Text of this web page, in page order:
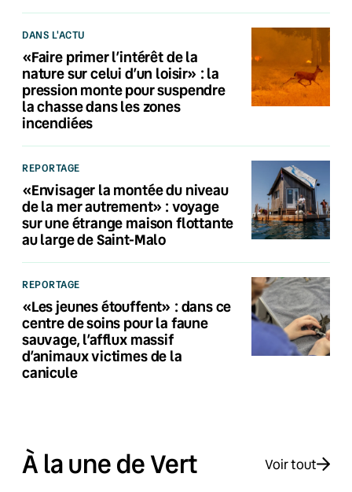
DANS L'ACTU
«Faire primer l’intérêt de la
nature sur celui d’un loisir» : la
pression monte pour suspendre
la chasse dans les zones
incendiées
REPORTAGE
«Envisager la montée du niveau
de la mer autrement» : voyage
sur une étrange maison flottante
au large de Saint-Malo
REPORTAGE
«Les jeunes étouffent» : dans ce
centre de soins pour la faune
sauvage, l’afflux massif
d’animaux victimes de la
canicule
À la une de Vert Voir tout